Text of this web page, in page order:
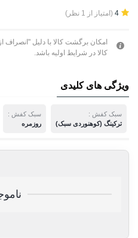
(امتیاز از 1 نظر)
امکان برگشت کالا با دلیل
کالا در شرایط اولیه باشد.
ویژگی های کلیدی
سبک کفش :
ترکینگ (کوهنوردی سبک)
سبک کفش :
روزمره